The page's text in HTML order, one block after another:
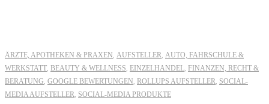
ÄRZTE, APOTHEKEN & PRAXEN AUFSTELLER AUTO, FAHRSCHULE &
WERKSTATT BEAUTY & WELLNESS EINZELHANDEL FINANZEN, RECHT &
BERATUNG GOOGLE BEWERTUNGEN ROLLUPS AUFSTELLER SOCIAL-
MEDIA AUFSTELLER SOCIAL-MEDIA PRODUKTE